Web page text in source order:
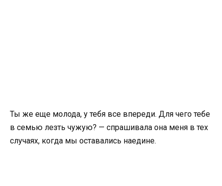
Ты же еще молода, у тебя все впереди. Для чего тебе
в семью лезть чужую? — спрашивала она меня в тех
случаях, когда мы оставались наедине.